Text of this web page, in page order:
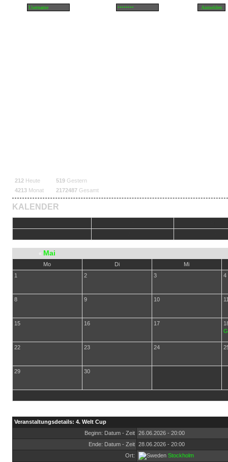
212Heute 519Gestern
4213Monat 2172487Gesamt
KALENDER
« Mai
Mo Di
Mi
1
2 3 4
8 9 10
15 16 17
22 23 24
29 30
Veranstaltungsdetails: 4. Welt Cup
Beginn: Datum - Zeit
26.06.2026 - 20:00
Ende: Datum - Zeit
28.06.2026 - 20:00
Ort:
Stockholm